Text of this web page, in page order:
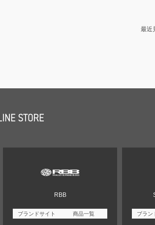
最近
RBB
ブランドサイト 商品一覧 ブラン